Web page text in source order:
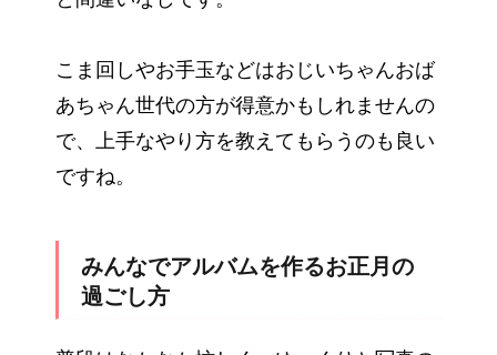
こま回しやお手玉などはおじいちゃんおば
あちゃん世代の方が得意かもしれませんの
で、上手なやり方を教えてもらうのも良い
ですね。
みんなでアルバムを作るお正月の
過ごし方